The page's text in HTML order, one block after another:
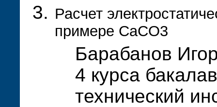
Расчет
примере CaCO3
Барабанов
4 курса
технический